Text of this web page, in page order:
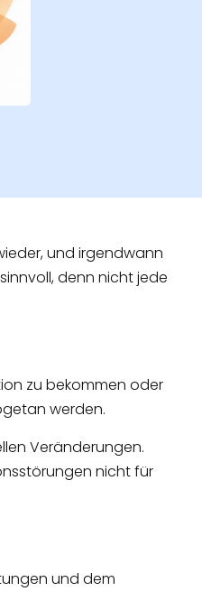
und irgendwann
denn nicht jede
zu bekommen oder
werden.
Veränderungen.
nicht für
und dem